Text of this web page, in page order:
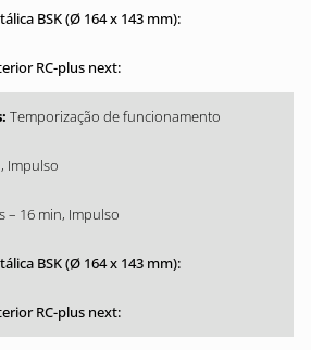
Temporização de funcionamento
Impulso
– 16 min, Impulso